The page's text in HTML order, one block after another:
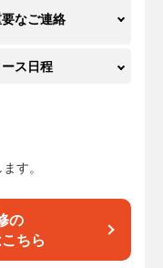
なご連絡
ース日程
す。
の
ちら